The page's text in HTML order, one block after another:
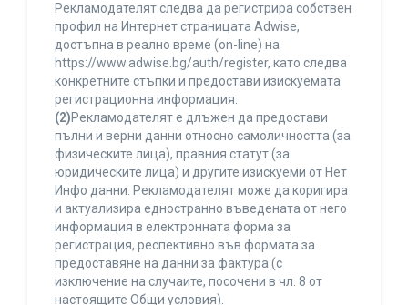
Рекламодателят следва да регистрира собствен
профил на Интернет страницата Adwise,
достъпна в реално време (on-line) на
https://www.adwise.bg/auth/register, като следва
конкретните стъпки и предостави изискуемата
регистрационна информация.
(2)Рекламодателят е длъжен да предостави
пълни и верни данни относно самоличността (за
физическите лица), правния статут (за
юридическите лица) и другите изискуеми от Нет
Инфо данни. Рекламодателят може да коригира
и актуализира едностранно въведената от него
информация в електронната форма за
регистрация, респективно във формата за
предоставяне на данни за фактура (с
изключение на случаите, посочени в чл. 8 от
настоящите Общи условия).